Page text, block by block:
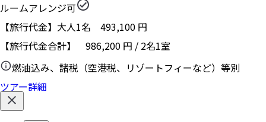
ルームアレンジ可
【旅行代金】大人1名 493,100 円
【旅行代金合計】 986,200 円 / 2名1室
燃油込み、諸税（空港税、リゾートフィーなど）等別
ツアー詳細